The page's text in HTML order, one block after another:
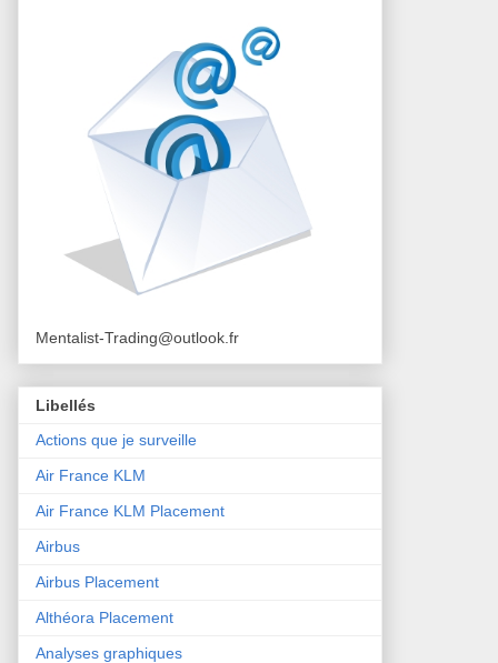
Mentalist-Trading@outlook.fr
Libellés
Actions que je surveille
Air France KLM
Air France KLM Placement
Airbus
Airbus Placement
Althéora Placement
Analyses graphiques